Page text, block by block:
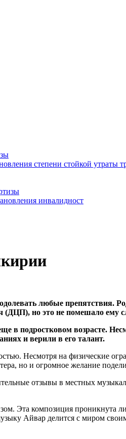
степени стойкой утраты
инвалидност
любые препятствия.
но это не помешало ему
в подростковом возрасте.
и верили в его талант.
Несмотря на физические
но и огромное желание
отзывы в местных
Эта композиция проникнута
Айвар делится с миром